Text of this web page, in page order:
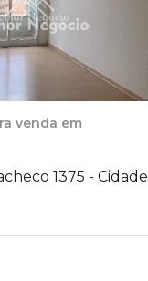
venda em
1375 - Cidade
SP